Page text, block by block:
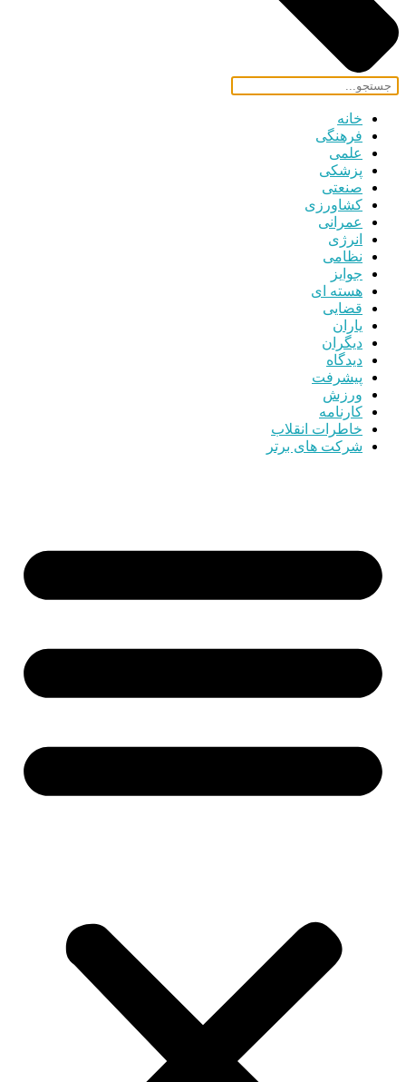
خانه
فرهنگی
علمی
پزشکی
صنعتی
کشاورزی
عمرانی
انرژی
نظامی
جوایز
هسته ای
قضایی
یاران
دیگران
دیدگاه
پیشرفت
ورزش
کارنامه
خاطرات انقلاب
شرکت های برتر